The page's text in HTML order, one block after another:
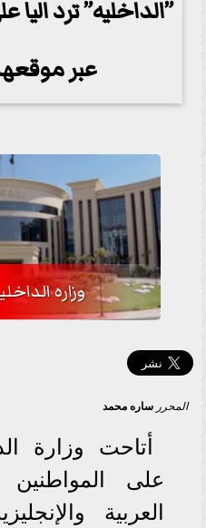
”الداخليه” ترد
عبر
وزاره
المحرر ساره محمد
أتاحت وزارة
على المواطنين
العربية